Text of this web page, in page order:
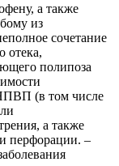
а также
из
сочетание
отека,
полипоза
(в том числе
а также
перфорации. –